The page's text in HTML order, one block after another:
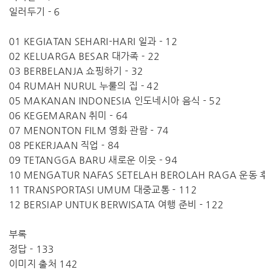
일러두기 - 6
01 KEGIATAN SEHARI-HARI 일과 - 12
02 KELUARGA BESAR 대가족 - 22
03 BERBELANJA 쇼핑하기 - 32
04 RUMAH NURUL 누룰의 집 - 42
05 MAKANAN INDONESIA 인도네시아 음식 - 52
06 KEGEMARAN 취미 - 64
07 MENONTON FILM 영화 관람 - 74
08 PEKERJAAN 직업 - 84
09 TETANGGA BARU 새로운 이웃 - 94
10 MENGATUR NAFAS SETELAH BEROLAH RAGA 운동
11 TRANSPORTASI UMUM 대중교통 - 112
12 BERSIAP UNTUK BERWISATA 여행 준비 - 122
부록
정답 - 133
이미지 출처 142